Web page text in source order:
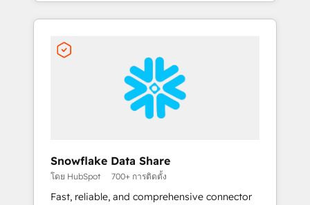
Snowflake Data Share
โดย HubSpot 700+ การติดตั้ง
Fast, reliable, and comprehensive connector